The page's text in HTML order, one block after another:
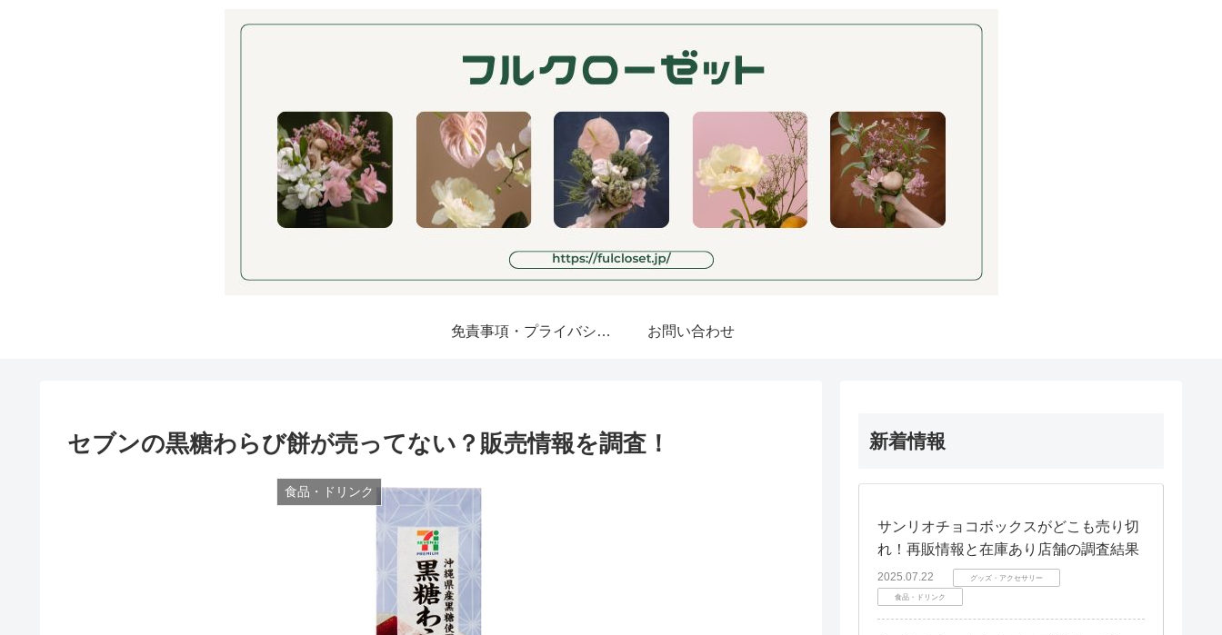
免責事項・プライバシーポリシー お問い合わせ
セブンの黒糖わらび餅が売ってない？販売情報を調査！
食品・ドリンク
新着情報
サンリオチョコボックスがどこも売り切
れ！再販情報と在庫あり店舗の調査結果
2025.07.22 グッズ・アクセサリー
食品・ドリンク